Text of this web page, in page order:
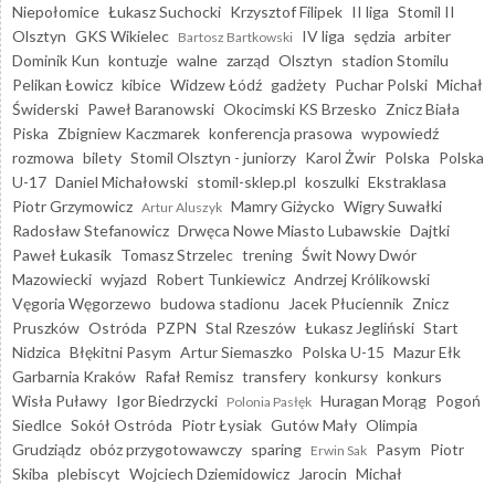
Niepołomice Łukasz Suchocki Krzysztof Filipek II liga Stomil II
Olsztyn GKS Wikielec Bartosz Bartkowski IV liga sędzia arbiter
Dominik Kun kontuzje walne zarząd Olsztyn stadion Stomilu
Pelikan Łowicz kibice Widzew Łódź gadżety Puchar Polski Michał
Świderski Paweł Baranowski Okocimski KS Brzesko Znicz Biała
Piska Zbigniew Kaczmarek konferencja prasowa wypowiedź
rozmowa bilety Stomil Olsztyn - juniorzy Karol Żwir Polska Polska
U-17 Daniel Michałowski stomil-sklep.pl koszulki Ekstraklasa
Piotr Grzymowicz Artur Aluszyk Mamry Giżycko Wigry Suwałki
Radosław Stefanowicz Drwęca Nowe Miasto Lubawskie Dajtki
Paweł Łukasik Tomasz Strzelec trening Świt Nowy Dwór
Mazowiecki wyjazd Robert Tunkiewicz Andrzej Królikowski
Vęgoria Węgorzewo budowa stadionu Jacek Płuciennik Znicz
Pruszków Ostróda PZPN Stal Rzeszów Łukasz Jegliński Start
Nidzica Błękitni Pasym Artur Siemaszko Polska U-15 Mazur Ełk
Garbarnia Kraków Rafał Remisz transfery konkursy konkurs
Wisła Puławy Igor Biedrzycki Polonia Pasłęk Huragan Morąg Pogoń
Siedlce Sokół Ostróda Piotr Łysiak Gutów Mały Olimpia
Grudziądz obóz przygotowawczy sparing Erwin Sak Pasym Piotr
Skiba plebiscyt Wojciech Dziemidowicz Jarocin Michał